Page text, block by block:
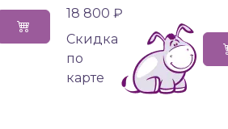
18 800 ₽
Cкидка
по
карте